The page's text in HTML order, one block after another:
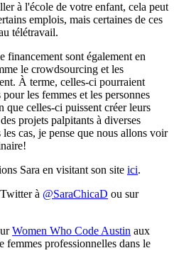
à l'école de votre enfant, cela peut
emplois, mais certaines de ces
télétravail.
financement sont également en
le crowdsourcing et les
À terme, celles-ci pourraient
les femmes et les personnes
que celles-ci puissent créer leurs
projets palpitants à diverses
cas, je pense que nous allons voir
Sara en visitant son site ici.
à @SaraChicaD ou sur
Women Who Code Austin aux
femmes professionnelles dans le